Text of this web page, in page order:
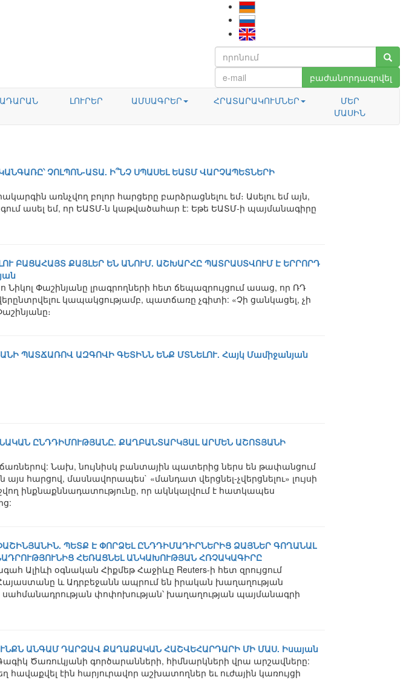
բաժանորդագրվել
ԼՈՒՐԵՐ ԱՄՍԱԳՐԵՐ ՀՐԱՏԱՐԱԿՈՒՄՆԵՐ
ՄԵՐ
ՄԱՍԻՆ
ՉՈԼՊՈՆ-ԱՏԱ. Ի՞ՆՉ ՍՊԱՍԵԼ ԵԱՏՄ ՎԱՐՉԱՊԵՏՆԵՐԻ
առնչվող բոլոր հարցերը բարձրացնելու եմ։ Ասելու եմ այն,
ասել եմ, որ ԵԱՏՄ-ն կաթվածահար է: Եթե ԵԱՏՄ-ի պայմանագիրը
ԲԱՑԱՀԱՅՏ ՔԱՅԼԵՐ ԵՆ ԱՆՈՒՄ. ԱՇԽԱՐՀԸ ՊԱՏՐԱՍՏՎՈՒՄ Է ԵՐՐՈՐԴ
Նիկոլ Փաշինյանը լրագրողների հետ ճեպազրույցում ասաց, որ ՌԴ
կապակցությամբ, պատճառը չգիտի: «Չի ցանկացել, չի
ՊԱՏՃԱՌՈՎ ԱԶԳՈՎԻ ԳԵՏԻՆՆ ԵՆՔ ՄՏՆԵԼՈՒ. Հայկ Մամիջանյան
ԸՆԴԴԻՄՈՒԹՅԱՆԸ. ՔԱՂԲԱՆՏԱՐԿՅԱԼ ԱՐՄԵՆ ԱՇՈՏՅԱՆԻ
Նախ, նույնիսկ բանտային պատերից ներս են թափանցում
այս հարցով, մասնավորապես` «մանդատ վերցնել-չվերցնելու» լույսի
ինքնաքննադատությունը, որ ակնկալվում է հատկապես
ՊԵՏՔ Է ՓՈՐՁԵԼ ԸՆԴԴԻՄԱԴԻՐՆԵՐԻՑ ՁԱՅՆԵՐ ԳՈՂԱՆԱԼ
ՀԵՌԱՑՆԵԼ ԱՆԿԱԽՈՒԹՅԱՆ ՀՌՉԱԿԱԳԻՐԸ
Ալիևի օգնական Հիքմեթ Հաջիևը Reuters-ի հետ զրույցում
և Ադրբեջանն ապրում են իրական խաղաղության
փոփոխության՝ խաղաղության պայմանագրի
ԱՆԳԱՄ ԴԱՐՁԱՎ ՔԱՂԱՔԱԿԱՆ ՀԱՇՎԵՀԱՐԴԱՐԻ ՄԻ ՄԱՍ. Իսայան
Ծառուկյանի գործարանների, հիմնարկների վրա արշավները:
հավաքվել էին հարյուրավոր աշխատողներ եւ ուժային կառույցի